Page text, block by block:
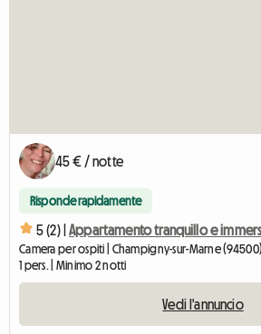
45 € / notte
Risponde rapidamente
5 (2) |
Camera per ospiti | Champigny-sur-Marne (94500)
1 pers. | Minimo 2 notti
Vedi l'annuncio